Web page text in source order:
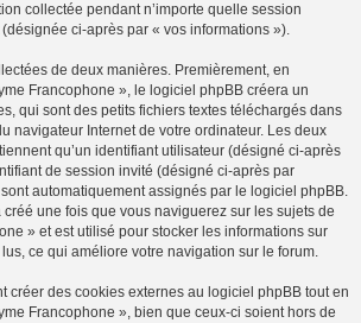
collectée pendant n’importe quelle session
ci-après par « vos informations »).
de deux manières. Premièrement, en
Francophone », le logiciel phpBB créera un
qui sont des petits fichiers textes téléchargés dans
navigateur Internet de votre ordinateur. Les deux
qu’un identifiant utilisateur (désigné ci-après
de session invité (désigné ci-après par
automatiquement assignés par le logiciel phpBB.
une fois que vous naviguerez sur les sujets de
» et est utilisé pour stocker les informations sur
ce qui améliore votre navigation sur le forum.
créer des cookies externes au logiciel phpBB tout en
Francophone », bien que ceux-ci soient hors de